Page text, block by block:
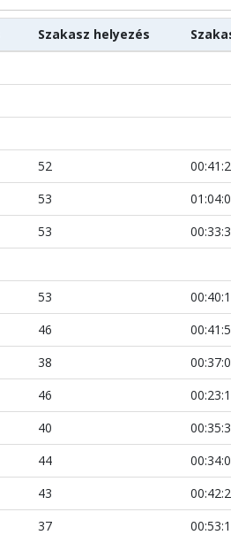
Szakasz helyezés
52
53
53
53
46
38
46
40
44
43
37